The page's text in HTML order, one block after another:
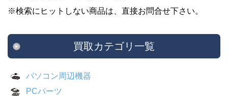
※検索にヒットしない商品は、直接お問合せ下さい。
買取カテゴリ一覧
パソコン周辺機器
PCパーツ